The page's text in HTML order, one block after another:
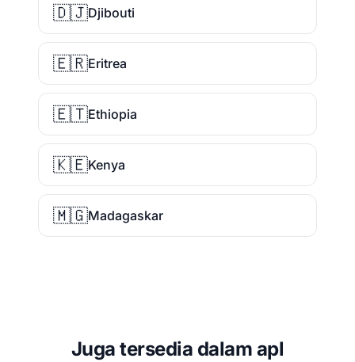
🇩🇯Djibouti
🇪🇷Eritrea
🇪🇹Ethiopia
🇰🇪Kenya
🇲🇬Madagaskar
Juga tersedia dalam apl